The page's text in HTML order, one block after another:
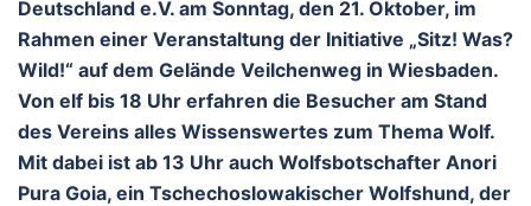
Deutschland e.V. am Sonntag, den 21. Oktober, im
Rahmen einer Veranstaltung der Initiative „Sitz! Was?
Wild!“ auf dem Gelände Veilchenweg in Wiesbaden.
Von elf bis 18 Uhr erfahren die Besucher am Stand
des Vereins alles Wissenswertes zum Thema Wolf.
Mit dabei ist ab 13 Uhr auch Wolfsbotschafter Anori
Pura Goia, ein Tschechoslowakischer Wolfshund, der